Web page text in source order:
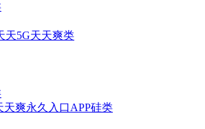
天5G天天爽类
天爽永久入口APP硅类